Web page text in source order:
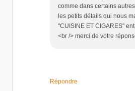
comme dans certains
les petits détails qui nous
"CUISINE ET CIGARES"
<br /> merci de votre
Répondre